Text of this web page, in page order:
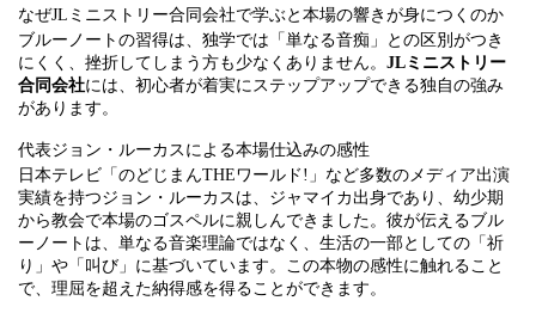
なぜJLミニストリー合同会社で学ぶと本場の響きが身につくのか
ブルーノートの習得は、独学では「単なる音痴」との区別がつき
にくく、挫折してしまう方も少なくありません。 JLミニストリー
合同会社には、初心者が着実にステップアップできる独自の強み
があります。
代表ジョン・ルーカスによる本場仕込みの感性
日本テレビ「のどじまんTHEワールド!」など多数のメディア出演
実績を持つジョン・ルーカスは、ジャマイカ出身であり、幼少期
から教会で本場のゴスペルに親しんできました。彼が伝えるブル
ーノートは、単なる音楽理論ではなく、生活の一部としての「祈
り」や「叫び」に基づいています。この本物の感性に触れること
で、理屈を超えた納得感を得ることができます。